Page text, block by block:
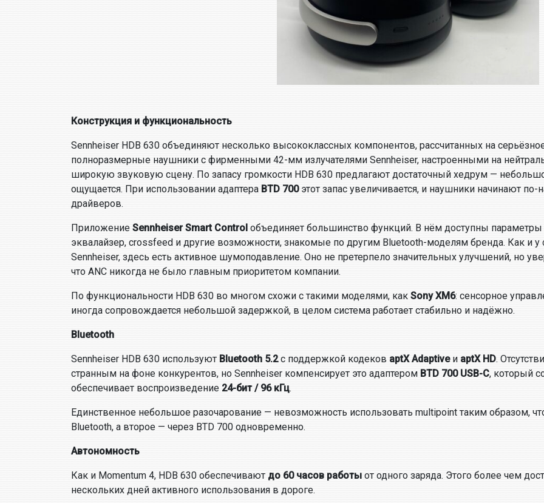
Конструкция и функциональность
Sennheiser HDB 630 объединяют несколько высококлассных компонентов, рассчитанных на
полноразмерные наушники с фирменными 42-мм излучателями Sennheiser, настроенными на
широкую звуковую сцену. По запасу громкости HDB 630 предлагают достаточный хедрум —
ощущается. При использовании адаптера BTD 700этот запас увеличивается, и наушники начинают
драйверов.
Приложение Sennheiser Smart Control объединяет большинство функций. В нём доступны параметры
эквалайзер, crossfeed и другие возможности, знакомые по другим Bluetooth-моделям бренда. Как и
Sennheiser, здесь есть активное шумоподавление. Оно не претерпело значительных улучшений, но
что ANC никогда не было главным приоритетом компании.
По функциональности HDB 630 во многом схожи с такими моделями, как Sony XM6: сенсорное
иногда сопровождается небольшой задержкой, в целом система работает стабильно и надёжно.
Bluetooth
Sennheiser HDB 630 используют Bluetooth 5.2с поддержкой кодеков aptX Adaptiveи aptX HD.
странным на фоне конкурентов, но Sennheiser компенсирует это адаптером BTD 700 USB-C, который
обеспечивает воспроизведение 24-бит / 96 кГц.
Единственное небольшое разочарование — невозможность использовать multipoint таким образом,
Bluetooth, а второе — через BTD 700 одновременно.
Автономность
Как и Momentum 4, HDB 630 обеспечивают до 60 часов работы от одного заряда. Этого более чем
нескольких дней активного использования в дороге.